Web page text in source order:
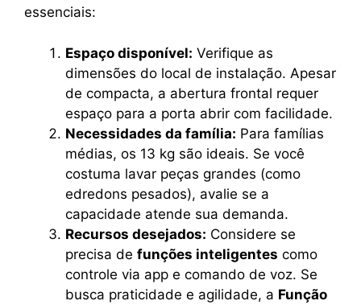
essenciais:
Espaço disponível: Verifique as
dimensões do local de instalação. Apesar
de compacta, a abertura frontal requer
espaço para a porta abrir com facilidade.
Necessidades da família: Para famílias
médias, os 13 kg são ideais. Se você
costuma lavar peças grandes (como
edredons pesados), avalie se a
capacidade atende sua demanda.
Recursos desejados: Considere se
precisa de funções inteligentes como
controle via app e comando de voz. Se
busca praticidade e agilidade, a Função